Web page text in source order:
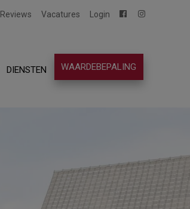
Reviews Vacatures Login
DIENSTEN WAARDEBEPALING